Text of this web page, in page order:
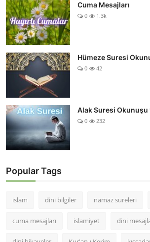
Cuma Mesajları
0 1.3k
Hümeze Suresi
0 42
Alak Suresi Okunuşu
0 232
Popular Tags
islam dini bilgiler namaz sureleri
cuma mesajları islamiyet dini